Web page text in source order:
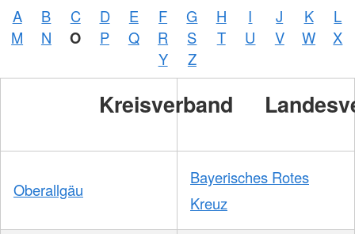
A B C D E F G H I J K
L
M
N O P Q R S T U V W
X
Y
Z
Kreisverband
Oberallgäu
Bayerisches Rotes
Kreuz